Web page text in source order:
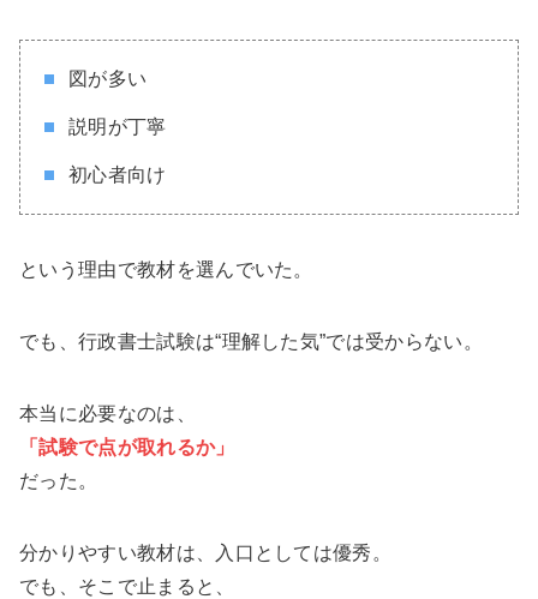
図が多い
説明が丁寧
初心者向け
という理由で教材を選んでいた。
でも、行政書士試験は“理解した気”では受からない。
本当に必要なのは、
「試験で点が取れるか」
だった。
分かりやすい教材は、入口としては優秀。
でも、そこで止まると、